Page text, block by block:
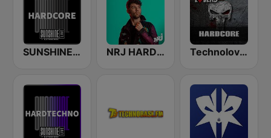
SUNSHINE LIVE - Hardcore NRJ HARDSTYLE Technolovers - HARDCORE